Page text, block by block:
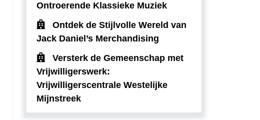
Ontroerende Klassieke Muziek
Ontdek de Stijlvolle Wereld van
Jack Daniel’s Merchandising
Versterk de Gemeenschap met
Vrijwilligerswerk:
Vrijwilligerscentrale Westelijke
Mijnstreek